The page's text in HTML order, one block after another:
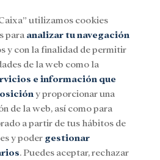
Cultura
utilizamos cookies
para analizar tu navegación
y con la finalidad de permitir
de la web como la
e información que
y proporcionar una
de la web, así como para
a partir de tus hábitos de
y poder gestionar
. Puedes aceptar, rechazar